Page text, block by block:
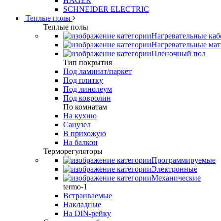
SCHNEIDER ELECTRIC
Теплые полы
Теплые полы
Нагревательные
Нагревательные
Пленочный пол
Тип покрытия
Под ламинат/паркет
Под плитку
Под линолеум
Под ковролин
По комнатам
На кухню
Санузел
В прихожую
На балкон
Терморегуляторы
Программируемые
Электронные
Механические
termo-1
Встраиваемые
Накладные
На DIN-рейку